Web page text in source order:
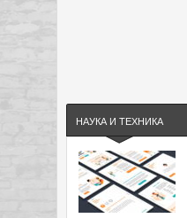
НАУКА И ТЕХНИКА